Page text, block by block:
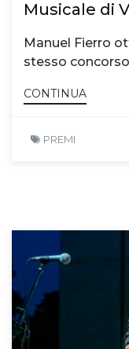
Musicale di
Manuel Fierro
stesso concorso
CONTINUA
PREMI